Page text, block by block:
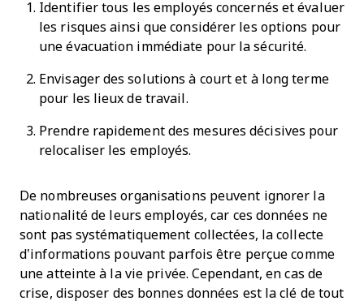
Identifier tous les employés concernés et évaluer
les risques ainsi que considérer les options pour
une évacuation immédiate pour la sécurité.
Envisager des solutions à court et à long terme
pour les lieux de travail.
Prendre rapidement des mesures décisives pour
relocaliser les employés.
De nombreuses organisations peuvent ignorer la
nationalité de leurs employés, car ces données ne
sont pas systématiquement collectées, la collecte
d’informations pouvant parfois être perçue comme
une atteinte à la vie privée. Cependant, en cas de
crise, disposer des bonnes données est la clé de tout